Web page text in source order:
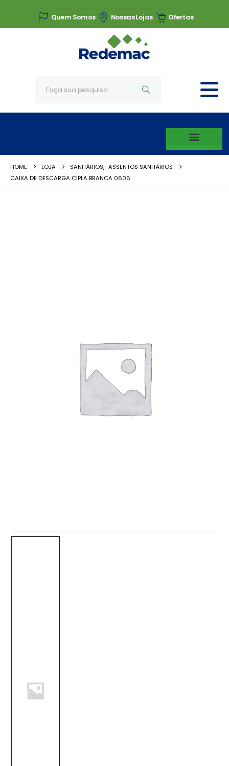
Quem Somos Nossas Lojas Ofertas
HOME LOJA SANITÁRIOS, ASSENTOS SANITÁRIOS
CAIXA DE DESCARGA CIPLA BRANCA 0606